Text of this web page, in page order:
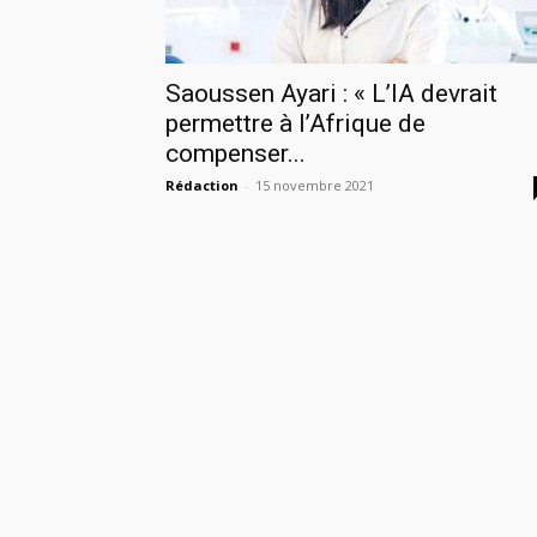
Saoussen Ayari : « L’IA devrait
permettre à l’Afrique de
compenser...
Rédaction - 15 novembre 2021